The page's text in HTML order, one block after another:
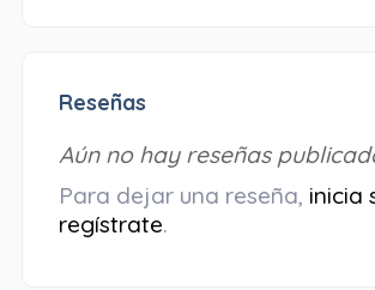
Reseñas
Aún no hay reseñas
Para dejar una reseña, inicia
regístrate.